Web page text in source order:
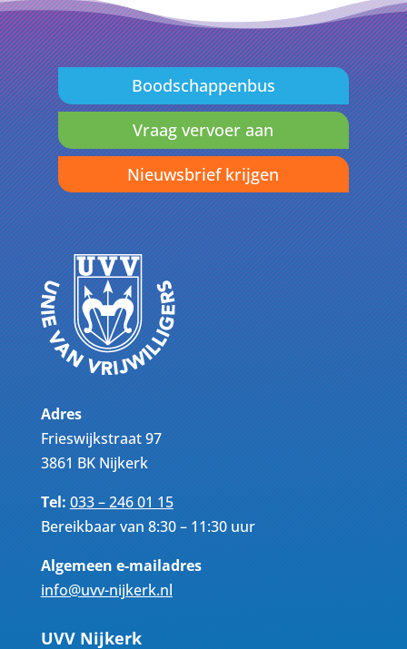
Boodschappenbus
Vraag vervoer aan
Nieuwsbrief krijgen
Adres
Frieswijkstraat 97
3861 BK Nijkerk
Tel:033 – 246 01 15
Bereikbaar van 8:30 – 11:30 uur
Algemeen e-mailadres
info@uvv-nijkerk.nl
UVV Nijkerk